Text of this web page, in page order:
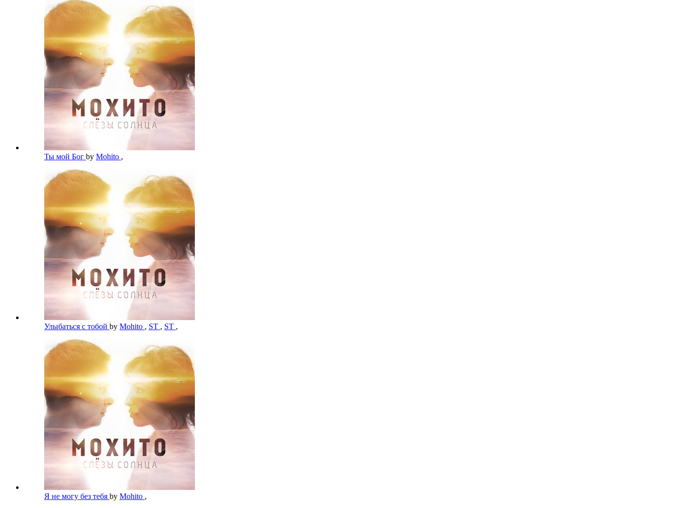
Ты мой Бог by Mohito ,
Улыбаться с тобой by Mohito , ST , ST ,
Я не могу без тебя by Mohito ,